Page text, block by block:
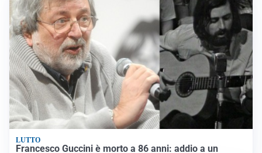
LUTTO
Francesco Guccini è morto a 86 anni: addio a un